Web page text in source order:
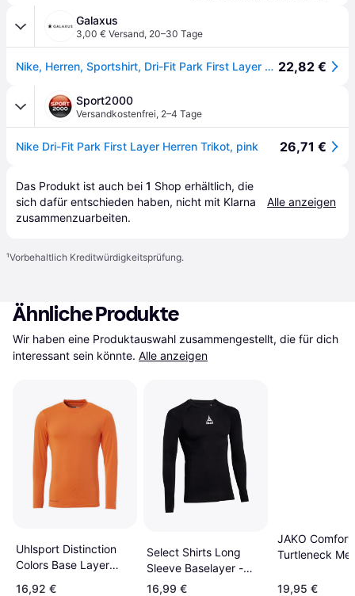
Galaxus
3,00 € Versand, 20–30 Tage
Nike, Herren, Sportshirt, Dri-Fit Park First Layer Soccer Jersey Herren (S), Violett, S 22,82 €
Sport2000
Versandkostenfrei, 2–4 Tage
Nike Dri-Fit Park First Layer Herren Trikot, pink 26,71 €
Das Produkt ist auch bei 1 Shop erhältlich, die
sich dafür entschieden haben, nicht mit Klarna
zusammenzuarbeiten.
Alle anzeigen
¹Vorbehaltlich Kreditwürdigkeitsprüfung.
Ähnliche Produkte
Wir haben eine Produktauswahl zusammengestellt, die für dich
interessant sein könnte. Alle anzeigen
Uhlsport Distinction
Colors Base Layer
16,92 €
Select Shirts Long
Sleeve Baselayer -
Black
16,99 €
JAKO Comfort
Turtleneck
19,95 €